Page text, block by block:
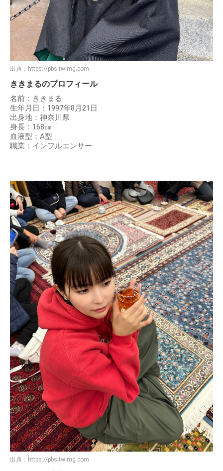
出典： https://pbs.twimg.com
ききまるのプロフィール
名前：ききまる
生年月日：1997年8月21日
出身地：神奈川県
身長：168㎝
血液型：A型
職業：インフルエンサー
出典： https://pbs.twimg.com